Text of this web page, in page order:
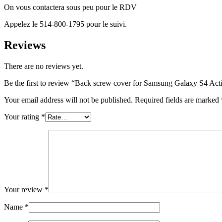
On vous contactera sous peu pour le RDV
Appelez le 514-800-1795 pour le suivi.
Reviews
There are no reviews yet.
Be the first to review “Back screw cover for Samsung Galaxy S4
Your email address will not be published. Required fields are marked
Your rating *
Your review *
Name *